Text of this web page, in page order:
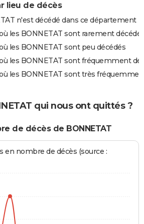
lieu de décès
n'est décédé dans ce département
les BONNETAT sont rarement
les BONNETAT sont peu décédés
les BONNETAT sont fréquemment
les BONNETAT sont très
qui nous ont quittés ?
de décès de BONNETAT
en nombre de décès (source :